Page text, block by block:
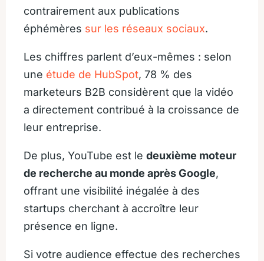
contrairement aux publications
éphémères sur les réseaux sociaux.
Les chiffres parlent d’eux-mêmes : selon
une étude de HubSpot, 78 % des
marketeurs B2B considèrent que la vidéo
a directement contribué à la croissance de
leur entreprise.
De plus, YouTube est le deuxième moteur
de recherche au monde après Google,
offrant une visibilité inégalée à des
startups cherchant à accroître leur
présence en ligne.
Si votre audience effectue des recherches